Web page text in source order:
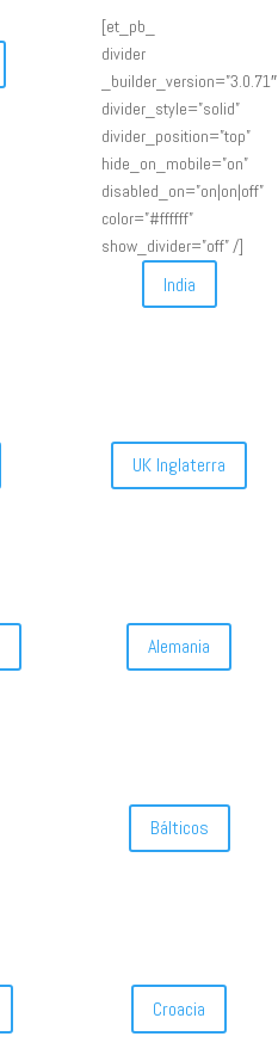
[et_pb_
divider
_builder_version=”3.0.71″
divider_style=”solid”
divider_position=”top”
hide_on_mobile=”on”
disabled_on=”on|on|off”
color=”#ffffff”
show_divider=”off” /]
India
UK Inglaterra
Alemania
Bálticos
Croacia